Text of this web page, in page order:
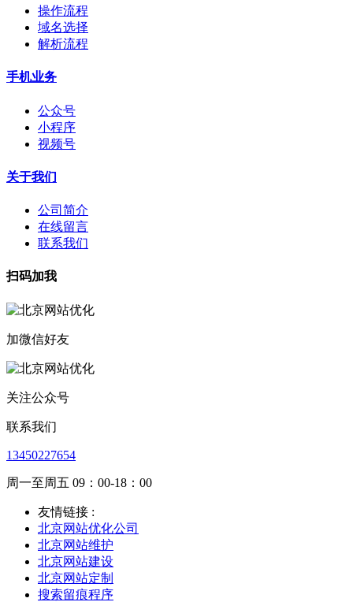
操作流程
域名选择
解析流程
手机业务
公众号
小程序
视频号
关于我们
公司简介
在线留言
联系我们
扫码加我
加微信好友
关注公众号
联系我们
13450227654
周一至周五 09：00-18：00
友情链接 :
北京网站优化公司
北京网站维护
北京网站建设
北京网站定制
搜索留痕程序